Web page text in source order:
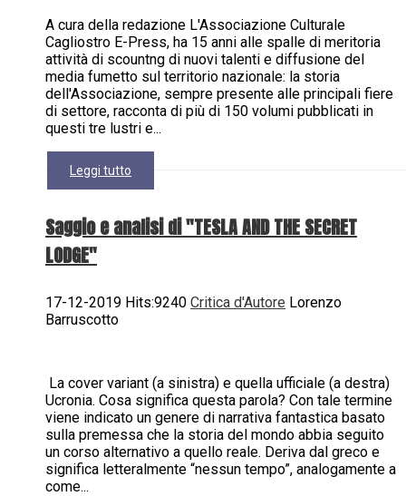
A cura della redazione L'Associazione Culturale
Cagliostro E-Press, ha 15 anni alle spalle di meritoria
attività di scountng di nuovi talenti e diffusione del
media fumetto sul territorio nazionale: la storia
dell'Associazione, sempre presente alle principali fiere
di settore, racconta di più di 150 volumi pubblicati in
questi tre lustri e...
Leggi tutto
Saggio e analisi di "TESLA AND THE SECRET
LODGE"
17-12-2019 Hits:9240 Critica d'Autore Lorenzo
Barruscotto
La cover variant (a sinistra) e quella ufficiale (a destra)
Ucronia. Cosa significa questa parola? Con tale termine
viene indicato un genere di narrativa fantastica basato
sulla premessa che la storia del mondo abbia seguito
un corso alternativo a quello reale. Deriva dal greco e
significa letteralmente “nessun tempo”, analogamente a
come...